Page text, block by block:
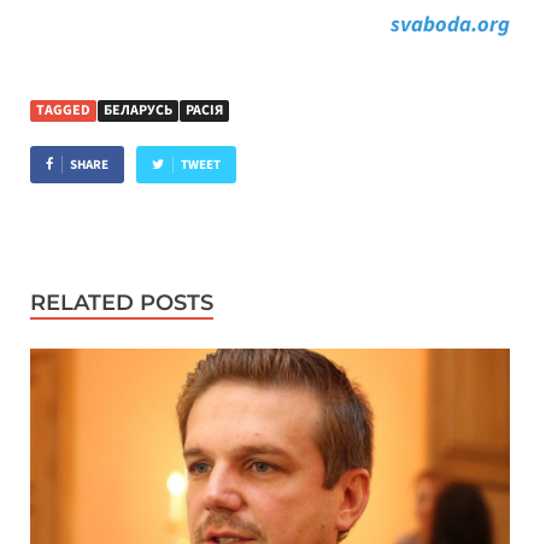
svaboda.org
TAGGED БЕЛАРУСЬ РАСІЯ
SHARE TWEET
RELATED POSTS